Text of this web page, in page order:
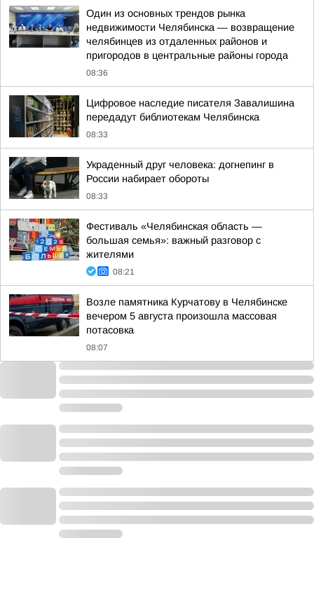
Один из основных трендов рынка
недвижимости Челябинска — возвращение
челябинцев из отдаленных районов и
пригородов в центральные районы города
08:36
Цифровое наследие писателя Завалишина
передадут библиотекам Челябинска
08:33
Украденный друг человека: догнепинг в
России набирает обороты
08:33
Фестиваль «Челябинская область —
большая семья»: важный разговор с
жителями
08:21
Возле памятника Курчатову в Челябинске
вечером 5 августа произошла массовая
потасовка
08:07